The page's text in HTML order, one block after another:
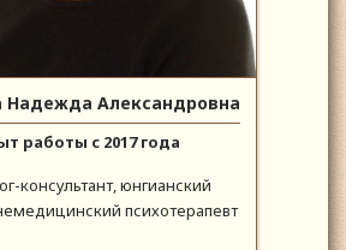
Надежда Александровна
работы с 2017 года
консультант, юнгианский
психотерапевт